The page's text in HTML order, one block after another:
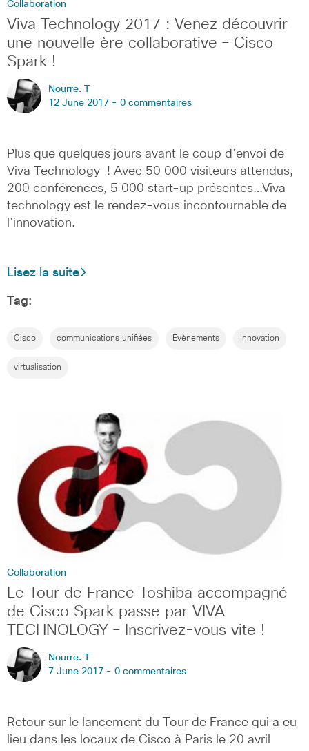
Collaboration
Viva Technology 2017 : Venez découvrir
une nouvelle ère collaborative – Cisco
Spark !
Nourre. T
12 June 2017 - 0 commentaires
Plus que quelques jours avant le coup d’envoi de
Viva Technology ! Avec 50 000 visiteurs attendus,
200 conférences, 5 000 start-up présentes…Viva
technology est le rendez-vous incontournable de
l’innovation.
Lisez la suite
Tag:
Cisco communications unifiées Evènements Innovation
virtualisation
Collaboration
Le Tour de France Toshiba accompagné
de Cisco Spark passe par VIVA
TECHNOLOGY – Inscrivez-vous vite !
Nourre. T
7 June 2017 - 0 commentaires
Retour sur le lancement du Tour de France qui a eu
lieu dans les locaux de Cisco à Paris le 20 avril